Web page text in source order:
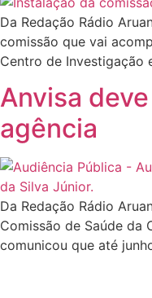
Da Redação Rádio
comissão que vai
Centro de Investigação
Anvisa
agência
Da Redação Rádio
Comissão de Saúde da
comunicou que até